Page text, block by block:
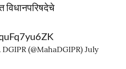
विधानपरिषदेचे
(@MahaDGIPR) July